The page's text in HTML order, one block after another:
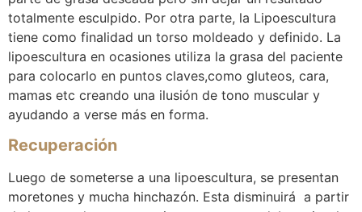
totalmente esculpido. Por otra parte, la Lipoescultura
tiene como finalidad un torso moldeado y definido. La
lipoescultura en ocasiones utiliza la grasa del paciente
para colocarlo en puntos claves,como gluteos, cara,
mamas etc creando una ilusión de tono muscular y
ayudando a verse más en forma.
Recuperación
Luego de someterse a una lipoescultura, se presentan
moretones y mucha hinchazón. Esta disminuirá a partir